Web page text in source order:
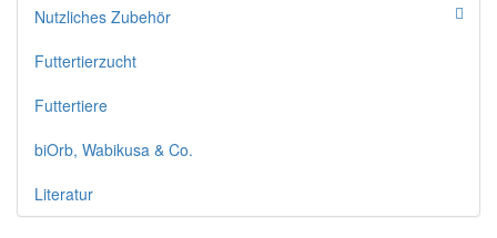
Nutzliches Zubehör
Futtertierzucht
Futtertiere
biOrb, Wabikusa & Co.
Literatur